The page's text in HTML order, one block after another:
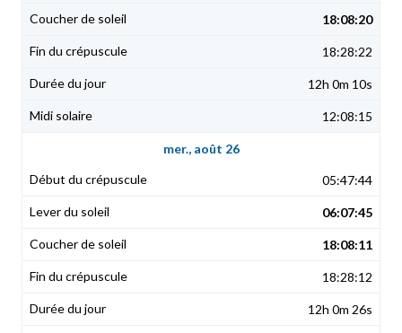
18:08:20
18:28:22
12h 0m 10s
12:08:15
mer., août 26
05:47:44
06:07:45
18:08:11
18:28:12
12h 0m 26s